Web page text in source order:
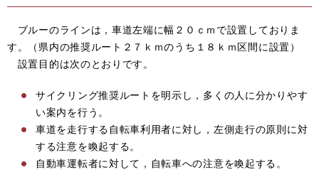
ブルーのラインは，車道左端に幅２０ｃｍで設置しておりま
す。（県内の推奨ルート２７ｋｍのうち１８ｋｍ区間に設置）
設置目的は次のとおりです。
サイクリング推奨ルートを明示し，多くの人に分かりやす
い案内を行う。
車道を走行する自転車利用者に対し，左側走行の原則に対
する注意を喚起する。
自動車運転者に対して，自転車への注意を喚起する。